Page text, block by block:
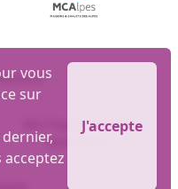
vous
sur
J'accepte
MLI logiciel et site
immobilier